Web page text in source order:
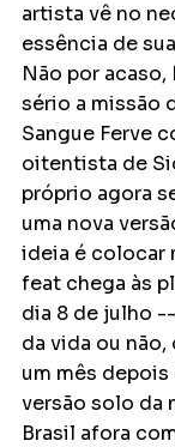
artista vê no
essência de
Não por acaso,
sério a missão
Sangue Ferve
oitentista de
próprio agora
uma nova
ideia é colocar
feat chega às
dia 8 de julho
da vida ou
um mês depois
versão solo da
Brasil afora